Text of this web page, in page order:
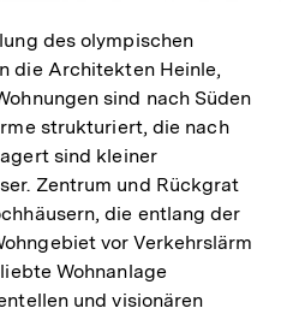
des olympischen
die Architekten Heinle,
sind nach Süden
strukturiert, die nach
sind kleiner
Zentrum und Rückgrat
die entlang der
vor Verkehrslärm
Wohnanlage
und visionären